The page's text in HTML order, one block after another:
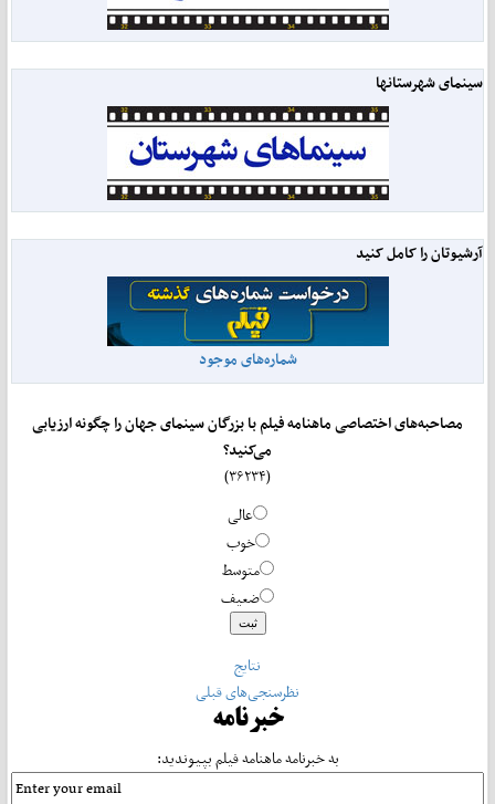
سینمای شهرستانها
آرشیوتان را کامل کنید
شماره‌های موجود
مصاحبه‌های اختصاصی ماهنامه فیلم با بزرگان سینمای جهان را چگونه ارزیابی
می‌کنید؟
عالی
خوب
متوسط
ضعیف
نتایج
نظرسنجی‌های قبلی
خبرنامه
به خبرنامه ماهنامه فیلم بپیوندید: